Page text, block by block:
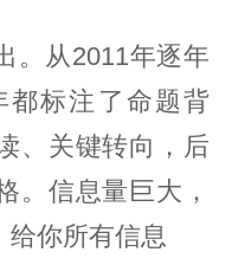
。从2011年逐年
都标注了命题背
、关键转向，后
。信息量巨大，
给你所有信息